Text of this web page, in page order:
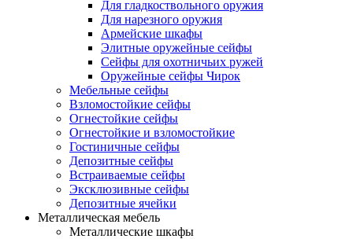
Для гладкоствольного оружия
Для нарезного оружия
Армейские шкафы
Элитные оружейные сейфы
Сейфы для охотничьих ружей
Оружейные сейфы Чирок
Мебельные сейфы
Взломостойкие сейфы
Огнестойкие сейфы
Огнестойкие и взломостойкие
Гостиничные сейфы
Депозитные сейфы
Встраиваемые сейфы
Эксклюзивные сейфы
Депозитные ячейки
Металлическая мебель
Металлические шкафы